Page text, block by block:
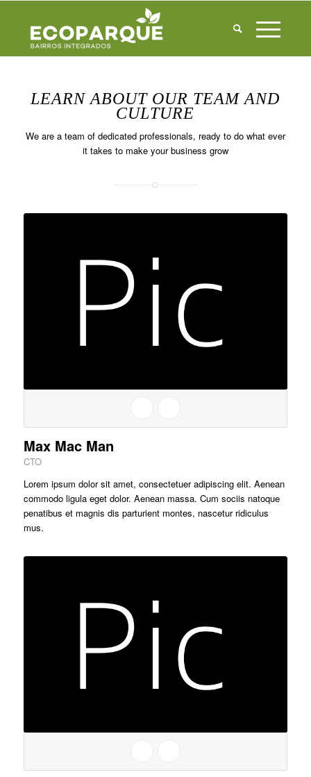
LEARN ABOUT OUR TEAM AND
CULTURE
We are a team of dedicated professionals, ready to do what ever
it takes to make your business grow
Max Mac Man
CTO
Lorem ipsum dolor sit amet, consectetuer adipiscing elit. Aenean
commodo ligula eget dolor. Aenean massa. Cum sociis natoque
penatibus et magnis dis parturient montes, nascetur ridiculus
mus.